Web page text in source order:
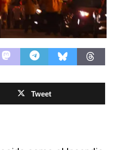
Tweet
largo
En
inversión
propuesto
el Mundial
Newsroom La
torno al futuro
Mundial de la FIFA